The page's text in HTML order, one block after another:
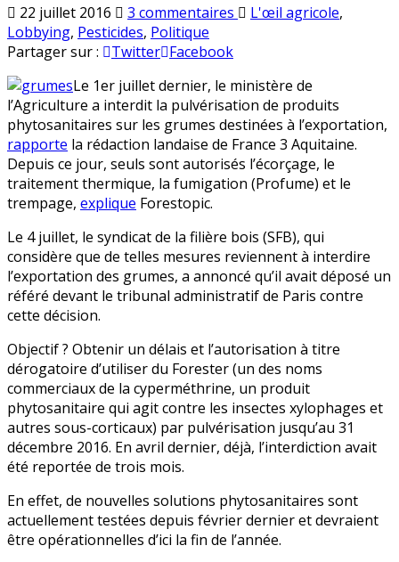
22 juillet 2016 3 commentaires sur
10
000
emplois
menacés
par
l’interdiction
produit
phyto
Publié
L'œil agricole,
Lobbying, Pesticides, Politique
Partager sur :
Twitter Facebook
Le 1er juillet dernier, le ministère de
l’Agriculture a interdit la pulvérisation de produits
phytosanitaires sur les grumes destinées à l’exportation,
rapporte la rédaction landaise de France 3 Aquitaine.
Depuis ce jour, seuls sont autorisés l’écorçage, le
traitement thermique, la fumigation (Profume) et le
trempage, explique Forestopic.
Le 4 juillet, le syndicat de la filière bois (SFB), qui
considère que de telles mesures reviennent à interdire
l’exportation des grumes, a annoncé qu’il avait déposé un
référé devant le tribunal administratif de Paris contre
cette décision.
Objectif ? Obtenir un délais et l’autorisation à titre
dérogatoire d’utiliser du Forester (un des noms
commerciaux de la cyperméthrine, un produit
phytosanitaire qui agit contre les insectes xylophages et
autres sous-corticaux) par pulvérisation jusqu’au 31
décembre 2016. En avril dernier, déjà, l’interdiction avait
été reportée de trois mois.
En effet, de nouvelles solutions phytosanitaires sont
actuellement testées depuis février dernier et devraient
être opérationnelles d’ici la fin de l’année.